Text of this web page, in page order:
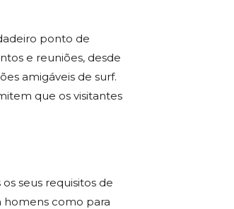
ponto de
e reuniões, desde
amigáveis de surf.
que os visitantes
seus requisitos de
homens como para